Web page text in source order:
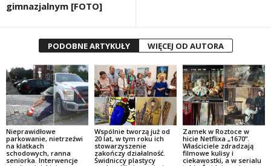
gimnazjalnym [FOTO]
PODOBNE ARTYKUŁY WIĘCEJ OD AUTORA
Nieprawidłowe
parkowanie, nietrzeźwi
na klatkach
schodowych, ranna
seniorka. Interwencje
Wspólnie tworzą już od
20 lat, w tym roku ich
stowarzyszenie
zakończy działalność.
Świdniccy plastycy
Zamek w Roztoce w
hicie Netflixa „1670”.
Właściciele zdradzają
filmowe kulisy i
ciekawostki, a w serialu